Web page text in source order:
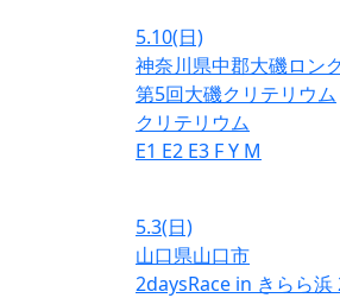
5.10(日)
神奈川県中郡大磯ロン
第5回大磯クリテリウム
クリテリウム
E1 E2 E3 FY M
5.3(日)
山口県山口市
2daysRace in きらら